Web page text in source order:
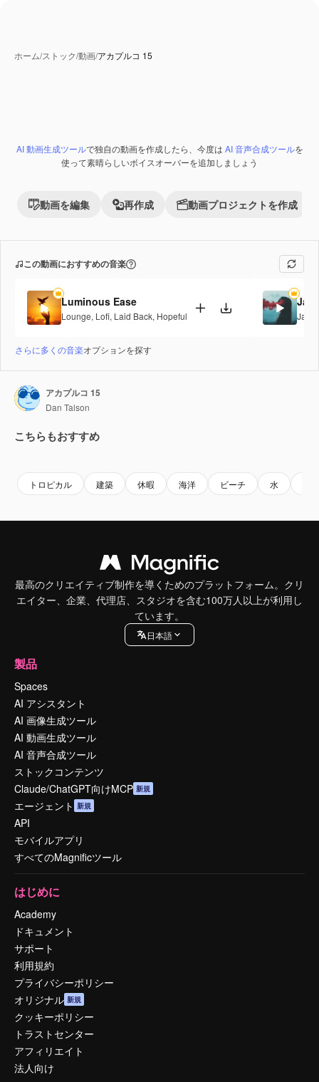
ホーム/ストック/動画/アカプルコ 15
Premium
AI 動画生成ツールで独自の動画を作成したら、今度は AI 音声合成ツールを
使って素晴らしいボイスオーバーを追加しましょう
動画を編集 再作成 動画プロジェクトを作成
この動画におすすめの音楽
Luminous Ease
Lounge, Lofi, Laid Back, Hopeful Jazz
さらに多くの音楽オプションを探す
アカプルコ 15
Dan Talson
こちらもおすすめ
トロピカル 建築 休暇 海洋 ビーチ 水
最高のクリエイティブ制作を導くためのプラットフォーム。クリ
エイター、企業、代理店、スタジオを含む100万人以上が利用し
ています。
日本語
製品
Spaces
AI アシスタント
AI 画像生成ツール
AI 動画生成ツール
AI 音声合成ツール
ストックコンテンツ
Claude/ChatGPT向けMCP 新規
エージェント 新規
API
モバイルアプリ
すべてのMagnificツール
はじめに
Academy
ドキュメント
サポート
利用規約
プライバシーポリシー
オリジナル 新規
クッキーポリシー
トラストセンター
アフィリエイト
法人向け